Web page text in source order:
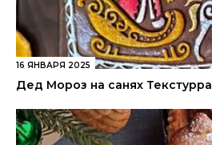
16 ЯНВАРЯ 2025
Дед Мороз на санях Текстурра